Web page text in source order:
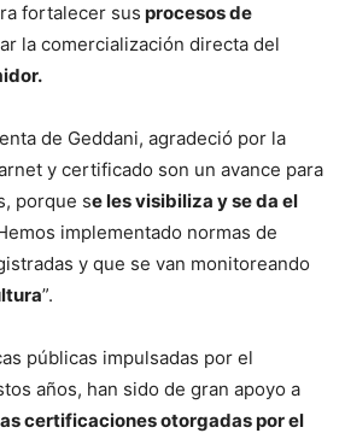
fortalecer sus procesos de
la comercialización directa del
de Geddani, agradeció por la
y certificado son un avance para
porque se les visibiliza y se da el
implementado normas de
y que se van monitoreando
”.
públicas impulsadas por el
años, han sido de gran apoyo a
certificaciones otorgadas por el